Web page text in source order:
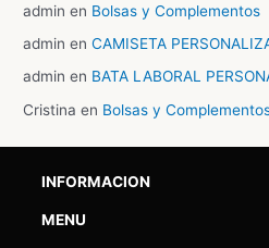
admin en Bolsas y Complementos
admin enCAMISETA
admin en BATA LABORAL
Cristina en Bolsas y
INFORMACION
MENU